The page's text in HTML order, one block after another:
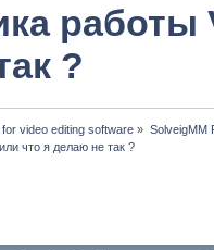
работы
?
video editing software » SolveigMM
что я делаю не так ?